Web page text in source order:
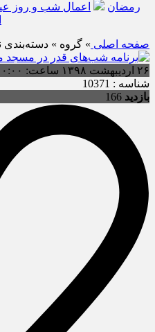
رمضان
اعمال شب و روز
صفحه اصلی » گروه » دسته‌بندی
۲۶ اردیبهشت ۱۳۹۸ ساعت: ۰:۰۰
شناسه : 10371
بازدید 166